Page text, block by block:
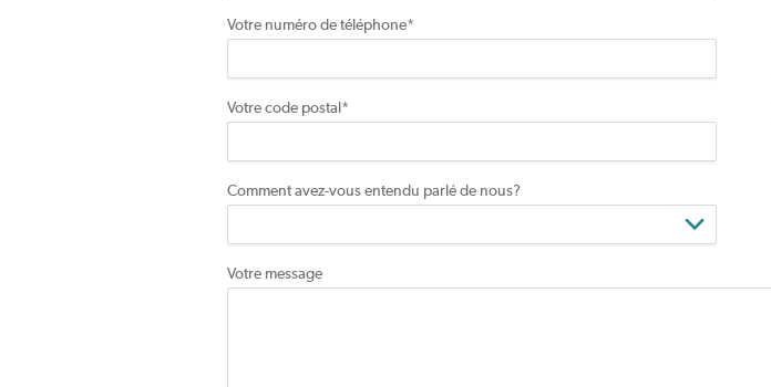
Votre numéro de téléphone*
Votre code postal*
Comment avez-vous entendu parlé de nous?
Votre message